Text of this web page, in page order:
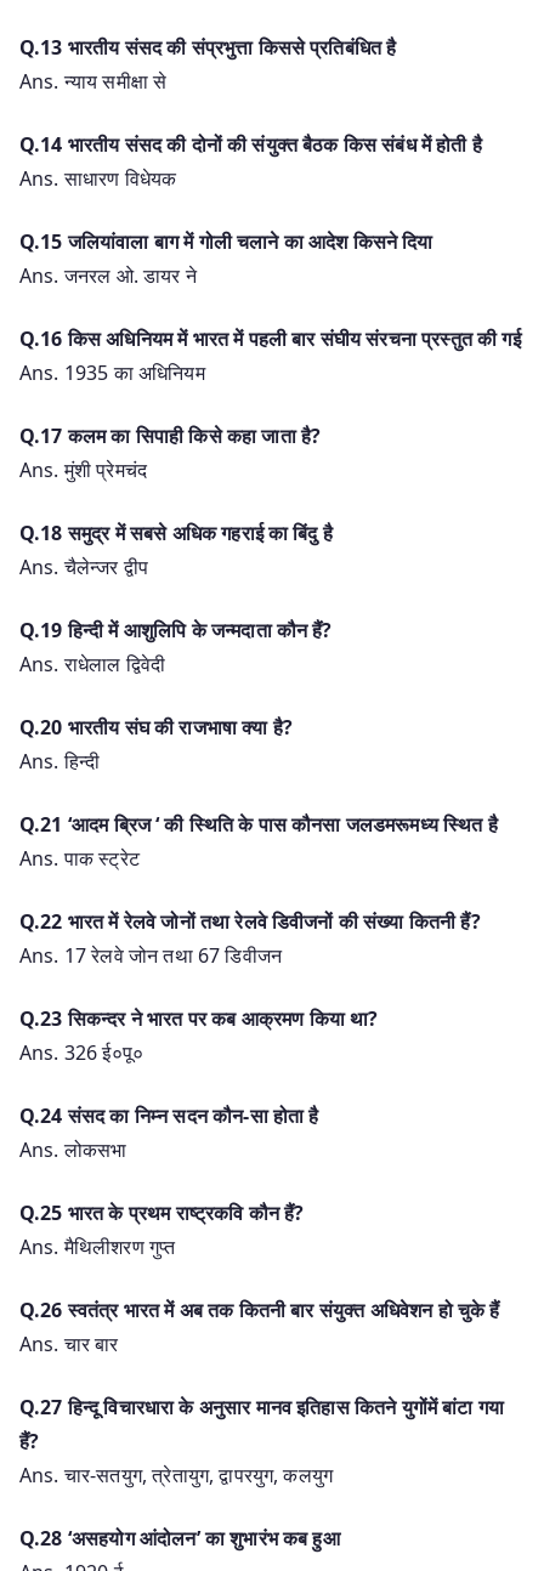
Q.13 भारतीय संसद की संप्रभुत्ता किससे प्रतिबंधित है
Ans. न्याय समीक्षा से
Q.14 भारतीय संसद की दोनों की संयुक्त बैठक किस संबंध में होती है
Ans. साधारण विधेयक
Q.15 जलियांवाला बाग में गोली चलाने का आदेश किसने दिया
Ans. जनरल ओ. डायर ने
Q.16 किस अधिनियम में भारत में पहली बार संघीय संरचना प्रस्तुत की गई
Ans. 1935 का अधिनियम
Q.17 कलम का सिपाही किसे कहा जाता है?
Ans. मुंशी प्रेमचंद
Q.18 समुद्र में सबसे अधिक गहराई का बिंदु है
Ans. चैलेन्जर द्वीप
Q.19 हिन्दी में आशुलिपि के जन्मदाता कौन हैं?
Ans. राधेलाल द्विवेदी
Q.20 भारतीय संघ की राजभाषा क्या है?
Ans. हिन्दी
Q.21 ‘आदम ब्रिज ‘ की स्थिति के पास कौनसा जलडमरूमध्य स्थित है
Ans. पाक स्ट्रेट
Q.22 भारत में रेलवे जोनों तथा रेलवे डिवीजनों की संख्या कितनी हैं?
Ans. 17 रेलवे जोन तथा 67 डिवीजन
Q.23 सिकन्दर ने भारत पर कब आक्रमण किया था?
Ans. 326 ई०पू०
Q.24 संसद का निम्न सदन कौन-सा होता है
Ans. लोकसभा
Q.25 भारत के प्रथम राष्ट्रकवि कौन हैं?
Ans. मैथिलीशरण गुप्त
Q.26 स्वतंत्र भारत में अब तक कितनी बार संयुक्त अधिवेशन हो चुके हैं
Ans. चार बार
Q.27 हिन्दू विचारधारा के अनुसार मानव इतिहास कितने युगोंमें बांटा गया
हैं?
Ans. चार-सतयुग, त्रेतायुग, द्वापरयुग, कलयुग
Q.28 ‘असहयोग आंदोलन’ का शुभारंभ कब हुआ